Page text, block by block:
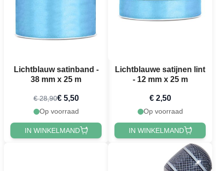
Lichtblauw satinband -
38 mm x 25 m
€ 28,90€ 5,50
Op voorraad
IN WINKELMAND
Lichtblauwe satijnen lint
- 12 mm x 25 m
€ 2,50
Op voorraad
IN WINKELMAND